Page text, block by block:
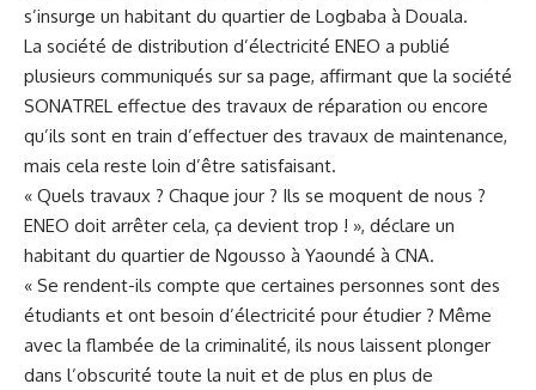
s’insurge un habitant du quartier de⁤ Logbaba à Douala.
La société de distribution d’électricité ENEO a publié
plusieurs communiqués⁢ sur ⁣sa page, affirmant que la⁢ société
SONATREL effectue des travaux de réparation ou encore
qu’ils sont ‍en train d’effectuer des travaux de maintenance,
mais cela reste loin d’être satisfaisant.
« Quels travaux ? Chaque jour ? Ils se moquent de nous ?
ENEO doit ⁢arrêter cela, ça devient trop ! », ‍déclare ⁤un
habitant‌ du quartier de‍ Ngousso à ⁢Yaoundé ‍à⁤ CNA.
« Se rendent-ils compte que certaines personnes sont des
étudiants et ont besoin d’électricité pour ⁤étudier ? ​Même
avec la flambée de la⁢ criminalité, ils nous laissent ‌plonger
dans l’obscurité toute la nuit ⁣et de plus en plus de